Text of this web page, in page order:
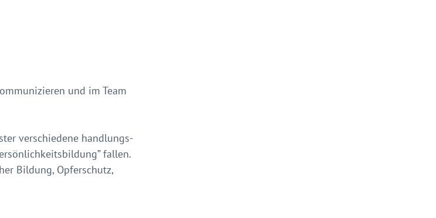
und im Team
verschiedene handlungs-
fallen.
Bildung, Opferschutz,